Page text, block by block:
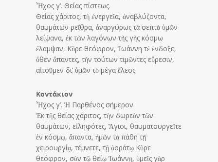
Ἦχος γ’. Θείας πίστεως.
Θείας χάριτος, τὴ ἐνεργεῖα, ἀναβλύζοντα,
θαυμάτων ρεῖθρα, ἀναργύρως τὰ σεπτὰ ὑμῶν
λείψανα, ἐκ τῶν λαγόνων τῆς γῆς κόσμω
ἔλαμψαν, Κῦρε θεόφρον, Ἰωάννη τὲ ἔνδοξε,
ὅθεν ἅπαντες, τὴν τούτων τιμῶντες εὕρεσιν,
αἰτοῦμεν δι’ ὑμῶν τὸ μέγα ἔλεος.
Κοντάκιον
Ἦχος γ’. Ἡ Παρθένος σήμερον.
Ἐκ τῆς θείας χάριτος, τὴν δωρεὰν τῶν
θαυμάτων, εἰληφότες, Ἅγιοι, θαυματουργεῖτε
ἐν κόσμῳ, ἄπαντα, ἡμῶν τὰ πάθη τῇ
χειρουργίᾳ, τέμνετε, τῇ ἀοράτῳ Κῦρε
θεόφρον, σὺν τῷ θείῳ Ἰωάννῃ, ὑμεῖς γὰρ